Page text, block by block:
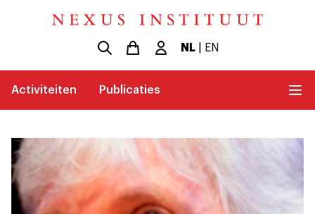
NL| EN
Activiteiten Publicaties